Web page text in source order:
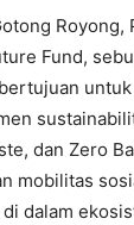
Royong,
Fund,
dan Zero
mobilitas
dalam